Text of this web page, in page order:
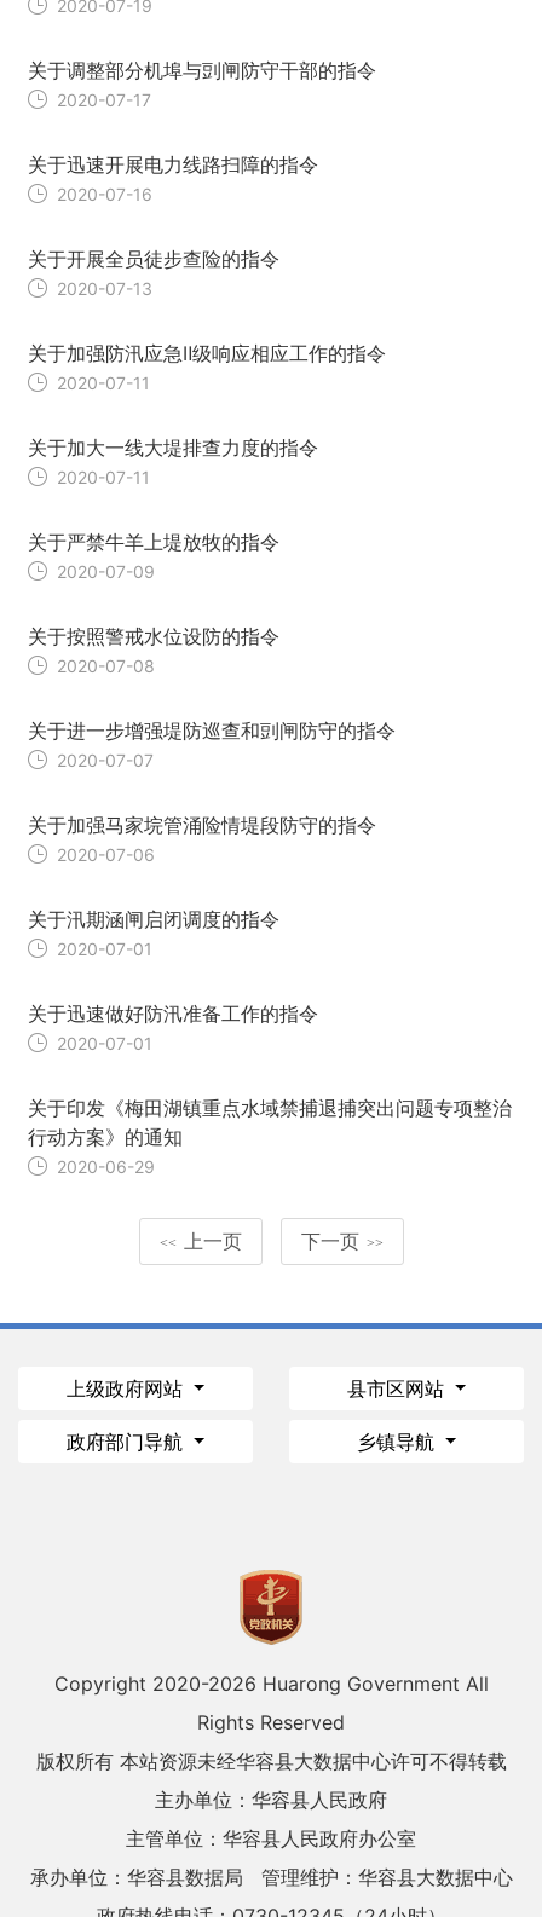
2020-07-19
关于调整部分机埠与剅闸防守干部的指令
2020-07-17
关于迅速开展电力线路扫障的指令
2020-07-16
关于开展全员徒步查险的指令
2020-07-13
关于加强防汛应急Ⅱ级响应相应工作的指令
2020-07-11
关于加大一线大堤排查力度的指令
2020-07-11
关于严禁牛羊上堤放牧的指令
2020-07-09
关于按照警戒水位设防的指令
2020-07-08
关于进一步增强堤防巡查和剅闸防守的指令
2020-07-07
关于加强马家垸管涌险情堤段防守的指令
2020-07-06
关于汛期涵闸启闭调度的指令
2020-07-01
关于迅速做好防汛准备工作的指令
2020-07-01
关于印发《梅田湖镇重点水域禁捕退捕突出问题专项整治
行动方案》的通知
2020-06-29
<< 上一页 下一页 >>
上级政府网站 县市区网站
政府部门导航 乡镇导航
Copyright 2020-2026 Huarong Government All
Rights Reserved
版权所有 本站资源未经华容县大数据中心许可不得转载
主办单位：华容县人民政府
主管单位：华容县人民政府办公室
承办单位：华容县数据局
管理维护：华容县大数据中心